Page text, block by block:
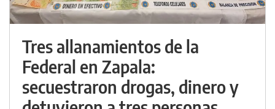
Tres allanamientos de la
Federal en Zapala:
secuestraron drogas, dinero y